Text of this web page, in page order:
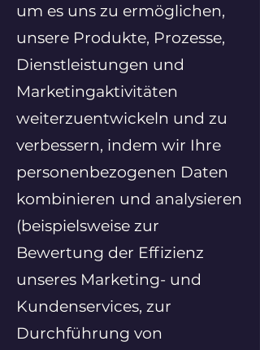
um es uns zu ermöglichen,
unsere Produkte, Prozesse,
Dienstleistungen und
Marketingaktivitäten
weiterzuentwickeln und zu
verbessern, indem wir Ihre
personenbezogenen Daten
kombinieren und analysieren
(beispielsweise zur
Bewertung der Effizienz
unseres Marketing- und
Kundenservices, zur
Durchführung von